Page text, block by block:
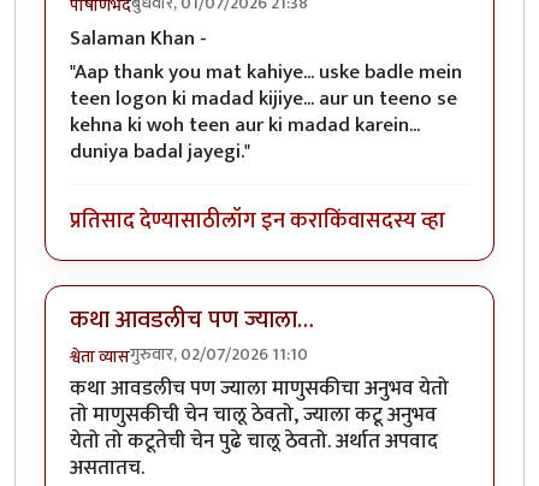
पाषाणभेद
Salaman Khan -
"Aap thank you mat kahiye... uske badle mein
teen logon ki madad kijiye... aur un teeno se
kehna ki woh teen aur ki madad karein...
duniya badal jayegi."
प्रतिसाद देण्यासाठीलॉग इन कराकिंवासदस्य व्हा
कथा आवडलीच पण ज्याला…
श्वेता व्यासगुरुवार, 02/07/2026 11:10
कथा आवडलीच पण ज्याला माणुसकीचा अनुभव येतो
तो माणुसकीची चेन चालू ठेवतो, ज्याला कटू अनुभव
येतो तो कटूतेची चेन पुढे चालू ठेवतो. अर्थात अपवाद
असतातच.